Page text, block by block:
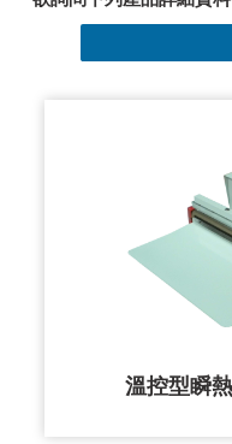
溫控型瞬